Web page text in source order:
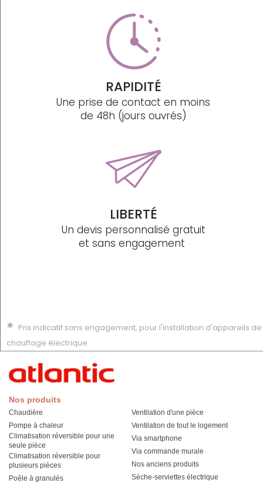
RAPIDITÉ
Une prise de contact en moins
de 48h (jours ouvrés)
LIBERTÉ
Un devis personnalisé gratuit
et sans engagement
* Prix indicatif sans engagement, pour l'installation d'appareils de
chauffage électrique
Nos produits
Chaudière
Pompe à chaleur
Climatisation réversible pour une
seule pièce
Climatisation réversible pour
plusieurs pièces
Poêle à granulés
Ventilation d'une pièce
Ventilation de tout le logement
Via smartphone
Via commande murale
Nos anciens produits
Sèche-serviettes électrique